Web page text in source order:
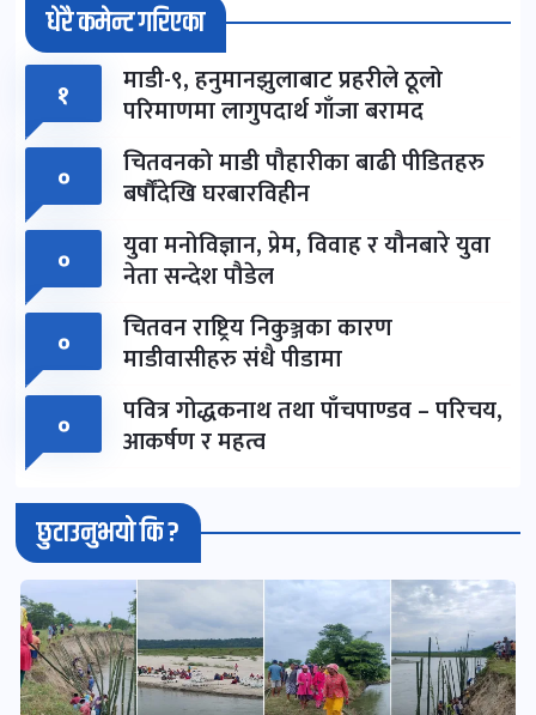
धेरै कमेन्ट गरिएका
१ माडी-९, हनुमानझुलाबाट प्रहरीले ठूलो
परिमाणमा लागुपदार्थ गाँजा बरामद
०
चितवनको माडी पौहारीका बाढी पीडितहरु
बर्षौंदेखि घरबारविहीन
०
युवा मनोविज्ञान, प्रेम, विवाह र यौनबारे युवा
नेता सन्देश पौडेल
०
चितवन राष्ट्रिय निकुञ्जका कारण
माडीवासीहरु संधै पीडामा
०
पवित्र गोद्धकनाथ तथा पाँचपाण्डव – परिचय,
आकर्षण र महत्व
छुटाउनुभयो कि ?